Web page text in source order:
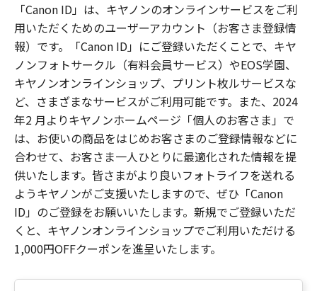
「Canon ID」は、キヤノンのオンラインサービスをご利
用いただくためのユーザーアカウント（お客さま登録情
報）です。「Canon ID」にご登録いただくことで、キヤ
ノンフォトサークル（有料会員サービス）やEOS学園、
キヤノンオンラインショップ、プリント枚ルサービスな
ど、さまざまなサービスがご利用可能です。また、2024
年2 月よりキヤノンホームページ「個人のお客さま」で
は、お使いの商品をはじめお客さまのご登録情報などに
合わせて、お客さま一人ひとりに最適化された情報を提
供いたします。皆さまがより良いフォトライフを送れる
ようキヤノンがご支援いたしますので、ぜひ「Canon
ID」のご登録をお願いいたします。新規でご登録いただ
くと、キヤノンオンラインショップでご利用いただける
1,000円OFFクーポンを進呈いたします。